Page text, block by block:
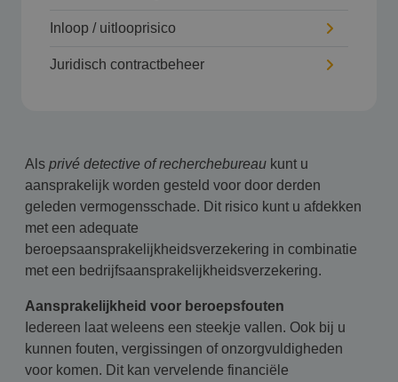
Inloop / uitlooprisico
Juridisch contractbeheer
Als privé detective of recherchebureau kunt u
aansprakelijk worden gesteld voor door derden
geleden vermogensschade. Dit risico kunt u afdekken
met een adequate
beroepsaansprakelijkheidsverzekering in combinatie
met een bedrijfsaansprakelijkheidsverzekering.
Aansprakelijkheid voor beroepsfouten
Iedereen laat weleens een steekje vallen. Ook bij u
kunnen fouten, vergissingen of onzorgvuldigheden
voor komen. Dit kan vervelende financiële